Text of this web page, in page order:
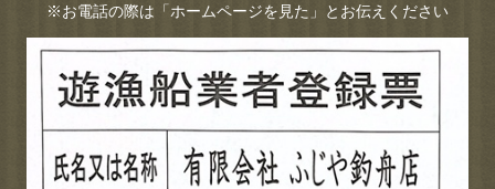
※お電話の際は「ホームページを見た」とお伝えください